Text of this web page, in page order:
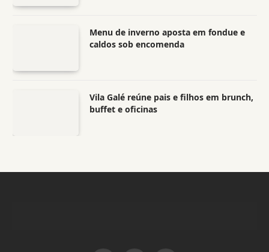
Menu de inverno aposta em fondue e
caldos sob encomenda
Vila Galé reúne pais e filhos em brunch,
buffet e oficinas